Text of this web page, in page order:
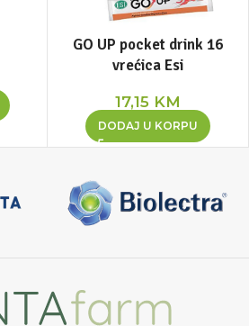
GO UP pocket drink 16
vrećica Esi
17,15 KM
DODAJ U KORPU